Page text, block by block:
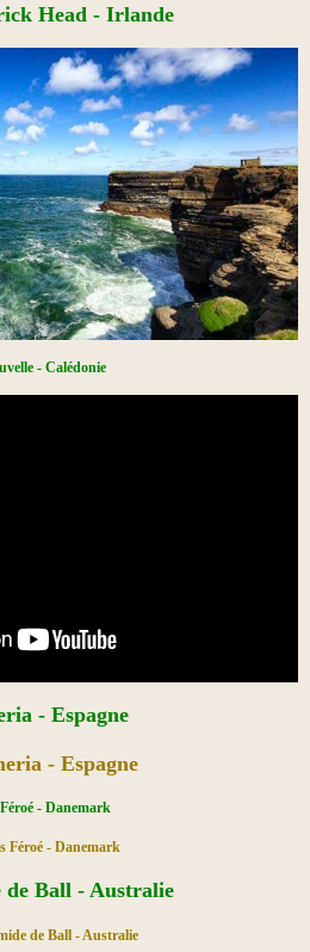
Head - Irlande
- Calédonie
- Espagne
- Danemark
de Ball - Australie